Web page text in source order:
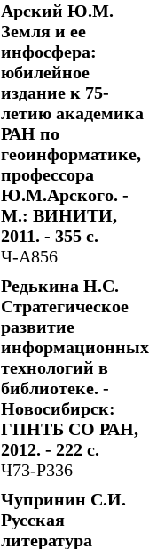
Арский Ю.М.
Земля и ее
инфосфера:
юбилейное
издание к 75-
летию академика
РАН по
геоинформатике,
профессора
Ю.М.Арского. -
М.: ВИНИТИ,
2011. - 355 с.
Ч-А856
Редькина Н.С.
Стратегическое
развитие
информационных
технологий в
библиотеке. -
Новосибирск:
ГПНТБ СО РАН,
2012. - 222 с.
Ч73-Р336
Чупринин С.И.
Русская
литература